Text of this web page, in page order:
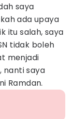
saya
ada upaya
itu salah, saya
tidak boleh
menjadi
nanti saya
Ramdan.